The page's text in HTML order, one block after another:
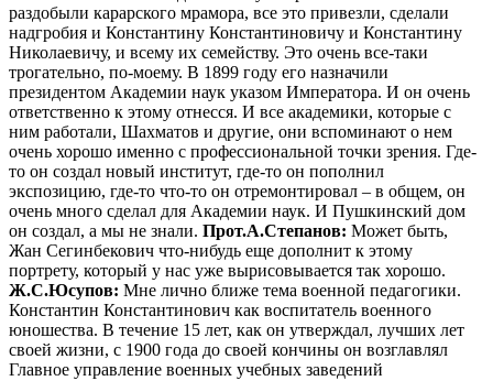
раздобыли карарского мрамора, все это привезли, сделали
надгробия и Константину Константиновичу и Константину
Николаевичу, и всему их семейству. Это очень все-таки
трогательно, по-моему. В 1899 году его назначили
президентом Академии наук указом Императора. И он очень
ответственно к этому отнесся. И все академики, которые с
ним работали, Шахматов и другие, они вспоминают о нем
очень хорошо именно с профессиональной точки зрения. Где-
то он создал новый институт, где-то он пополнил
экспозицию, где-то что-то он отремонтировал – в общем, он
очень много сделал для Академии наук. И Пушкинский дом
он создал, а мы не знали. Прот.А.Степанов: Может быть,
Жан Сегинбекович что-нибудь еще дополнит к этому
портрету, который у нас уже вырисовывается так хорошо.
Ж.С.Юсупов: Мне лично ближе тема военной педагогики.
Константин Константинович как воспитатель военного
юношества. В течение 15 лет, как он утверждал, лучших лет
своей жизни, с 1900 года до своей кончины он возглавлял
Главное управление военных учебных заведений